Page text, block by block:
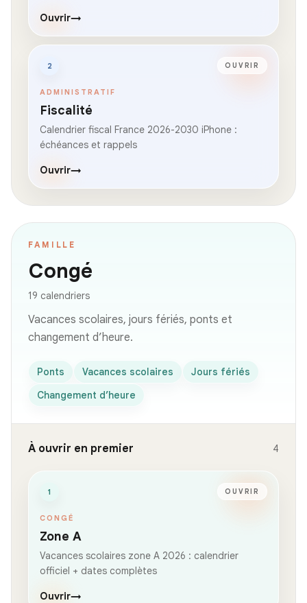
Ouvrir→
2 OUVRIR
ADMINISTRATIF
Fiscalité
Calendrier fiscal France 2026-2030 iPhone :
échéances et rappels
Ouvrir→
FAMILLE
Congé
19 calendriers
Vacances scolaires, jours fériés, ponts et
changement d’heure.
Ponts Vacances scolaires
Jours fériés
Changement d’heure
À ouvrir en premier 4
1 OUVRIR
CONGÉ
Zone A
Vacances scolaires zone A 2026 : calendrier
officiel + dates complètes
Ouvrir→